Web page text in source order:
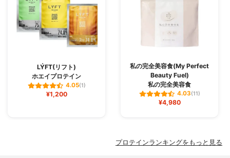
LÝFT(リフト)
ホエイプロテイン
4.05(1)
¥1,200
私の完全美容食(My Perfect
Beauty Fuel)
私の完全美容食
4.03(11)
¥4,980
プロテインランキングをもっと見る